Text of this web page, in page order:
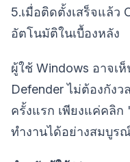
5.เมื่อติดตั้งเสร็จแล้ว
อัตโนมัติในเบื้องหลัง
ผู้ใช้ Windows อาจเ
Defender ไม่ต้องกังว
ครั้งแรก เพียงแค่คลิ
ทำงานได้อย่างสมบูรณ์